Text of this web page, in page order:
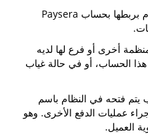
- هي أي أداة دفع يسمح النظام بربطها بحساب Paysera
أخرى أو فرع لها لديه
الحساب، أو في حالة غياب
فتحه في النظام باسم
عمليات الدفع الأخرى. وهو
العميل.